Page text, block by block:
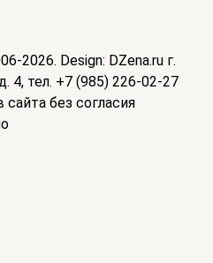
2026. Design: DZena.ru г.
4, тел. +7 (985) 226-02-27
без согласия